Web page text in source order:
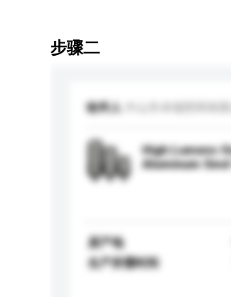
步骤二
收件人
High Lumens
Aluminum
原产地
生产所需时间